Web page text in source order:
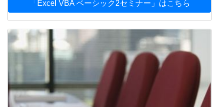
「Excel VBA ベーシック2セミナー」はこちら